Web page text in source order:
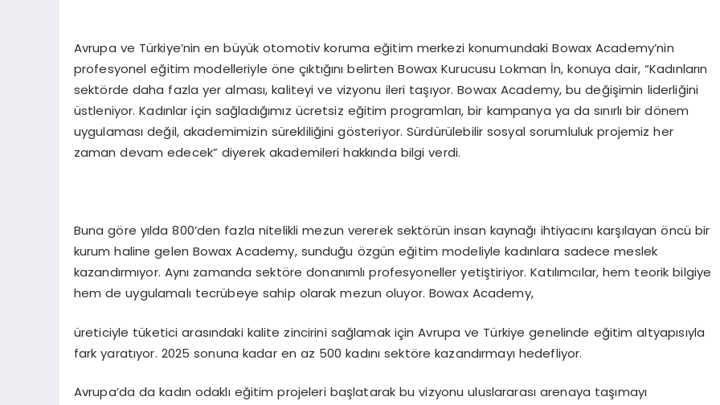
Avrupa ve Türkiye’nin en büyük otomotiv koruma eğitim merkezi konumundaki Bowax Academy’nin
profesyonel eğitim modelleriyle öne çıktığını belirten Bowax Kurucusu Lokman İn, konuya dair, “Kadınların
sektörde daha fazla yer alması, kaliteyi ve vizyonu ileri taşıyor. Bowax Academy, bu değişimin liderliğini
üstleniyor. Kadınlar için sağladığımız ücretsiz eğitim programları, bir kampanya ya da sınırlı bir dönem
uygulaması değil, akademimizin sürekliliğini gösteriyor. Sürdürülebilir sosyal sorumluluk projemiz her
zaman devam edecek” diyerek akademileri hakkında bilgi verdi.
Buna göre yılda 800’den fazla nitelikli mezun vererek sektörün insan kaynağı ihtiyacını karşılayan öncü bir
kurum haline gelen Bowax Academy, sunduğu özgün eğitim modeliyle kadınlara sadece meslek
kazandırmıyor. Aynı zamanda sektöre donanımlı profesyoneller yetiştiriyor. Katılımcılar, hem teorik bilgiye
hem de uygulamalı tecrübeye sahip olarak mezun oluyor. Bowax Academy,
üreticiyle tüketici arasındaki kalite zincirini sağlamak için Avrupa ve Türkiye genelinde eğitim altyapısıyla
fark yaratıyor. 2025 sonuna kadar en az 500 kadını sektöre kazandırmayı hedefliyor.
Avrupa’da da kadın odaklı eğitim projeleri başlatarak bu vizyonu uluslararası arenaya taşımayı